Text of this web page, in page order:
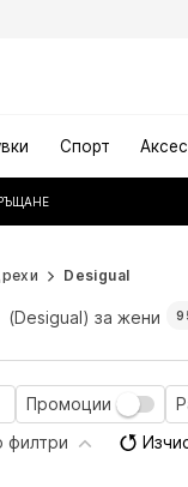
Спорт
Desigual
(Desigual) за жени
Промоции
филтри